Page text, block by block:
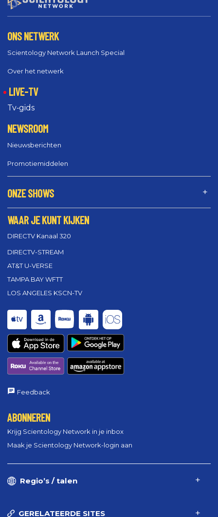
ONS NETWERK
Scientology Network Launch Special
Over het netwerk
LIVE-TV
Tv‑gids
NEWSROOM
Nieuwsberichten
Promotiemiddelen
ONZE SHOWS
WAAR JE KUNT KIJKEN
DIRECTV Kanaal 320
DIRECTV-STREAM
AT&T U-VERSE
TAMPA BAY WFTT
LOS ANGELES KSCN-TV
Feedback
ABONNEREN
Krijg Scientology Network in je inbox
Maak je Scientology Network-login aan
Regio’s / talen
GERELATEERDE SITES